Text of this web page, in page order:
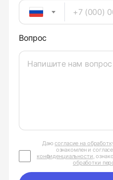
Вопрос
Даюсогласие на
ознакомлен и
конфиденциальности,
обработки